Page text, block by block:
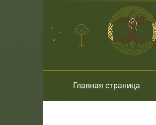
Главная страница